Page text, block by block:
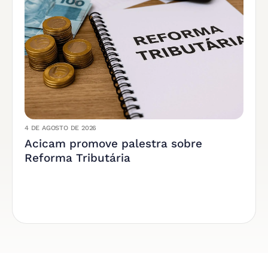
4 DE AGOSTO DE 2026
Acicam promove palestra sobre
Reforma Tributária